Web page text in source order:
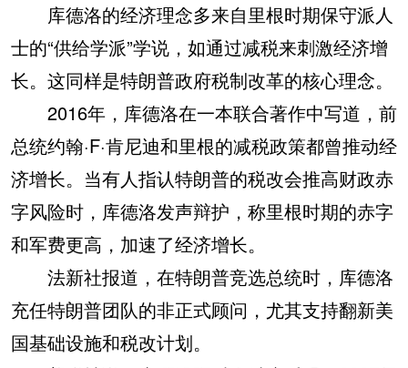
库德洛的经济理念多来自里根时期保守派人
士的“供给学派”学说，如通过减税来刺激经济增
长。这同样是特朗普政府税制改革的核心理念。
2016年，库德洛在一本联合著作中写道，前
总统约翰·F·肯尼迪和里根的减税政策都曾推动经
济增长。当有人指认特朗普的税改会推高财政赤
字风险时，库德洛发声辩护，称里根时期的赤字
和军费更高，加速了经济增长。
法新社报道，在特朗普竞选总统时，库德洛
充任特朗普团队的非正式顾问，尤其支持翻新美
国基础设施和税改计划。